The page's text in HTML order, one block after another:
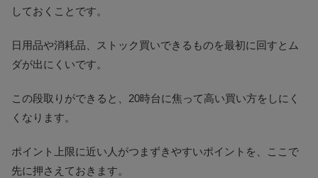
しておくことです。
日用品や消耗品、ストック買いできるものを最初に回すとム
ダが出にくいです。
この段取りができると、20時台に焦って高い買い方をしにく
くなります。
ポイント上限に近い人がつまずきやすいポイントを、ここで
先に押さえておきます。